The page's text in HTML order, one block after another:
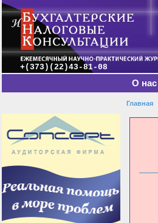
+(373)(22)43-81-08
Главное меню
О нас
Вы
Главная